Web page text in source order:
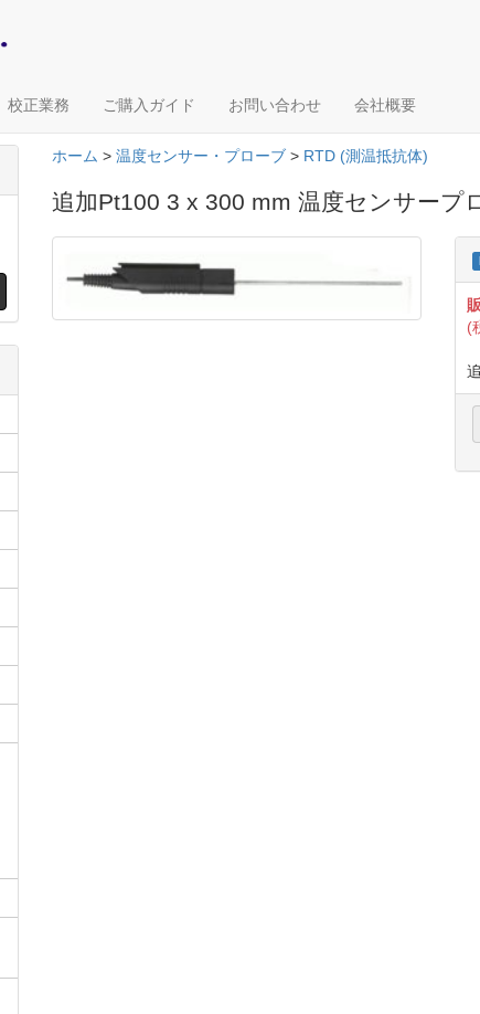
校正業務 ご購入ガイド お問い合わせ 会社概要
ホーム > 温度センサー・プローブ> RTD (測温抵抗体)
追加Pt100 3 x 300 mm 温度センサープ
(